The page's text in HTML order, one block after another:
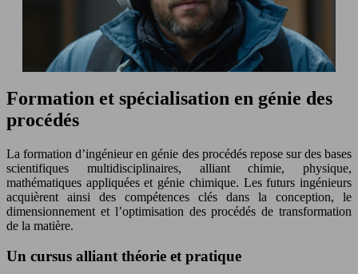
Formation et spécialisation en génie des
procédés
La formation d’ingénieur en génie des procédés repose sur des bases
scientifiques multidisciplinaires, alliant chimie, physique,
mathématiques appliquées et génie chimique. Les futurs ingénieurs
acquièrent ainsi des compétences clés dans la conception, le
dimensionnement et l’optimisation des procédés de transformation
de la matière.
Un cursus alliant théorie et pratique